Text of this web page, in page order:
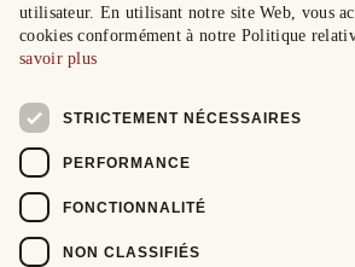
utilisateur. En utilisant notre site Web, vous
cookies conformément à notre Politique
savoir plus
STRICTEMENT NÉCESSAIRES
PERFORMANCE
FONCTIONNALITÉ
NON CLASSIFIÉS